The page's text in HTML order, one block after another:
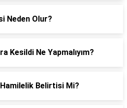
Neden Olur?
Kesildi Ne Yapmalıyım?
Belirtisi Mi?